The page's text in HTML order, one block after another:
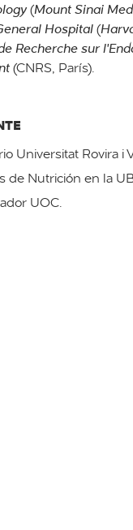
(Mount Sinai
Hospital(
Recherche sur
(CNRS, París).
Universitat Rovira i
de Nutrición en la
UOC.